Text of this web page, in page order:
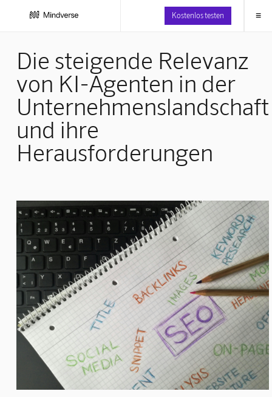
Kostenlos testen ≡
Die steigende Relevanz
von KI-Agenten in der
Unternehmenslandschaft
und ihre
Herausforderungen